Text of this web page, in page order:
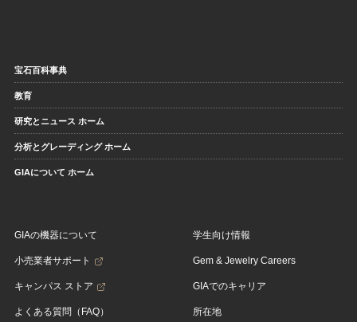
宝石百科事典
教育
研究とニュース ホーム
分析とグレーディング ホーム
GIAについて ホーム
GIAの機器について
小売業者サポート
キャンパス ストア
よくある質問（FAQ）
学生向け情報
Gem & Jewelry Careers
GIAでのキャリア
所在地